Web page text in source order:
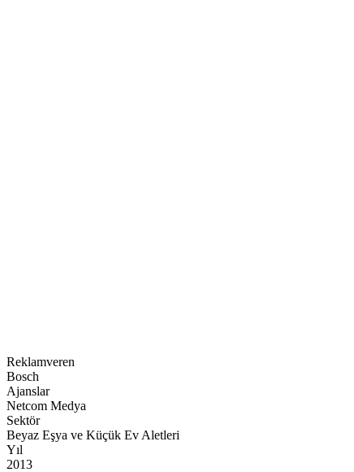
Reklamveren
Bosch
Ajanslar
Netcom Medya
Sektör
Beyaz Eşya ve Küçük Ev Aletleri
Yıl
2013